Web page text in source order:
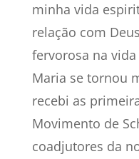
minha vida
relação com
fervorosa na
Maria se tornou
recebi as
Movimento de
coadjutores da